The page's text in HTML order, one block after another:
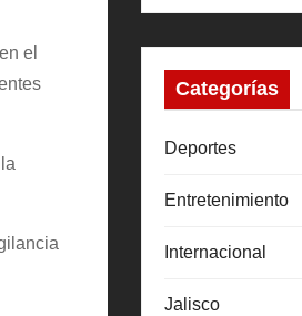
el
Categorías
Deportes
Entretenimiento
Internacional
Jalisco